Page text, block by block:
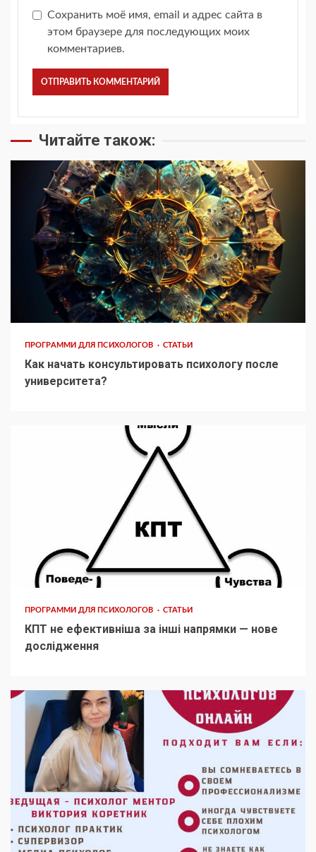
Сохранить моё имя, email и адрес сайта в
этом браузере для последующих моих
комментариев.
Читайте також:
ПРОГРАММИ ДЛЯ ПСИХОЛОГОВ СТАТЬИ
Как начать консультировать психологу после
университета?
ПРОГРАММИ ДЛЯ ПСИХОЛОГОВ СТАТЬИ
КПТ не ефективніша за інші напрямки — нове
дослідження